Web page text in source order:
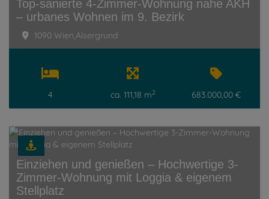
Top-sanierte 4-Zimmer-Wohnung nahe AKH
– urbanes Wohnen im 9. Bezirk
1090 Wien,Alsergrund
4 ca. 111,18 m2 683.000,00 €
Einziehen und genießen – Hochwertige 3-
Zimmer-Wohnung mit Loggia & eigenem
Stellplatz